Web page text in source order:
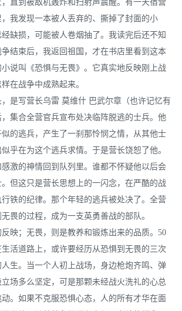
直到被敌机轰炸和扫射声震醒。有一天宿营
我发现一本被人丢弃的、撕掉了封面的小
缺损，可能被人卷烟抽了。我读完后还不知
结束后，我返回祖国，才在书店里看到这本
说叫《恐惧与无畏》。它真实地反映刚上战
在战争中成熟起来。
是写营长乌雷 莫维什 巴武尔章（也许记忆有
集合全营官兵宣布处决临阵脱逃的士兵。他
的逃兵，产生了一刹那怜悯之情，从其他士
乎在为这个逃兵求情。于是营长饶恕了他。
激的神情回到队列里。谁都不怀疑他以后会
但这只是营长思想上的一闪念，在严酷的战
铁的纪律。那个年轻的逃兵被处决了。全营
畏的过程，成为一支英勇善战的部队。
映；无畏，则是教养和锻炼出来的品质。50
活道路上，或许要经历从恐惧到无畏的三次
生。当一个人初上战场，身边枪炮齐鸣、弹
场多么坚定，可是那颗未经战火洗礼的心总
。如果不克服恐惧心态，人的所有才华在面